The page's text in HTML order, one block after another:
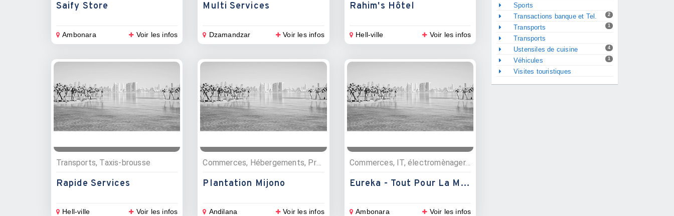
Saify Store
Ambonara Voir les infos
Multi Services
Dzamandzar Voir les infos
Rahim's Hôtel
Hell-ville Voir les infos
Transports, Taxis-brousse
Rapide Services
Hell-ville Voir les infos
Commerces, Hébergements, Produits agriculture, Camping
Plantation Mijono
Andilana Voir les infos
Commerces, IT, électromènager, ustentiles
Eureka - Tout Pour La Maison
Ambonara Voir les infos
Sports
2
Transactions banque et Tel.
1
Transports
Transports
4
Ustensiles de cuisine
1
Véhicules
Visites touristiques